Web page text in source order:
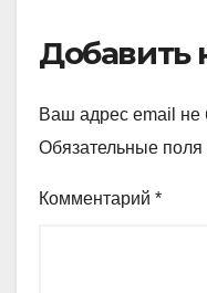
Добавить
Ваш адрес email не
Обязательные
Комментарий *